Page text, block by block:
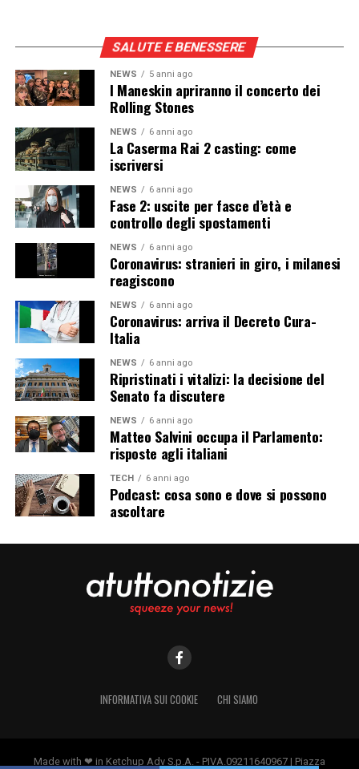
SALUTE E BENESSERE
NEWS 5 anni ago
I Maneskin apriranno il concerto dei
Rolling Stones
NEWS 6 anni ago
La Caserma Rai 2 casting: come
iscriversi
NEWS 6 anni ago
Fase 2: uscite per fasce d’età e
controllo degli spostamenti
NEWS 6 anni ago
Coronavirus: stranieri in giro, i milanesi
reagiscono
NEWS 6 anni ago
Coronavirus: arriva il Decreto Cura-
Italia
NEWS 6 anni ago
Ripristinati i vitalizi: la decisione del
Senato fa discutere
NEWS 6 anni ago
Matteo Salvini occupa il Parlamento:
risposte agli italiani
TECH 6 anni ago
Podcast: cosa sono e dove si possono
ascoltare
INFORMATIVA SUI COOKIE CHI SIAMO
Made with ❤ in Ketchup Adv S.p.A. - PIVA.09211640967 | Piazza